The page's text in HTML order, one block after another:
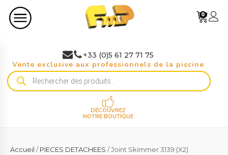
0
+33 (0)5 61 27 71 75
Vente exclusive aux professionnels de la piscine
Recherche
de
DÉCOUVREZ
NOTRE BOUTIQUE
Accueil /PIECES DETACHEES / Joint Skimmer 3139 (X2)